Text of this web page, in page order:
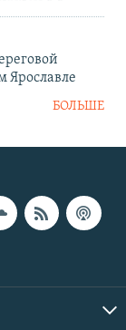
Ярославле
БОЛЬШЕ